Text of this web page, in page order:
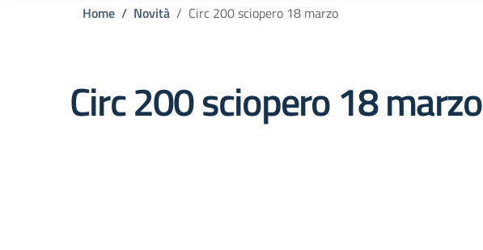
Home Novità Circ 200 sciopero 18 marzo
Circ 200 sciopero 18 marzo